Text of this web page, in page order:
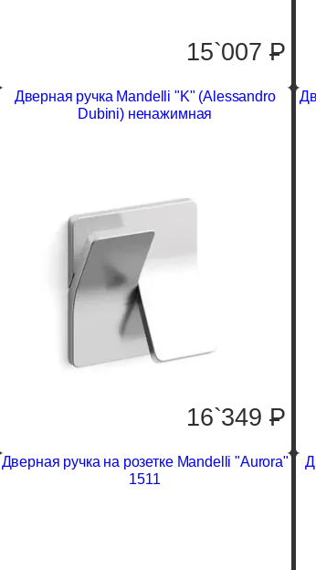
15`007 P
Дверная ручка Mandelli "K" (Alessandro
Dubini) ненажимная
16`349 P
Дверная ручка на розетке Mandelli "Aurora"
1511